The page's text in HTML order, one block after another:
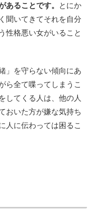
あることです。
とにか
聞いてきてそれを自分
性格悪い女がいること
」を守らない傾向にあ
ら全て喋ってしまうこ
してくる人は、他の人
おいた方が嫌な気持ち
人に伝わっては困るこ